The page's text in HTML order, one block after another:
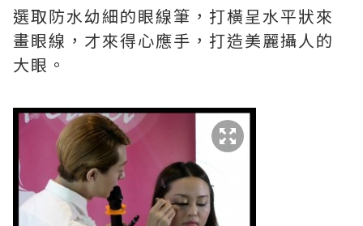
選取防水幼細的眼線筆，打橫呈水平狀來
畫眼線，才來得心應手，打造美麗攝人的
大眼。